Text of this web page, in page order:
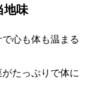
地味
心も体も温まる
たっぷりで体に